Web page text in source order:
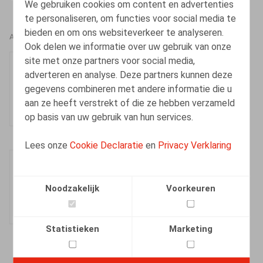
We gebruiken cookies om content en advertenties
te personaliseren, om functies voor social media te
bieden en om ons websiteverkeer te analyseren.
Ook delen we informatie over uw gebruik van onze
site met onze partners voor social media,
adverteren en analyse. Deze partners kunnen deze
gegevens combineren met andere informatie die u
aan ze heeft verstrekt of die ze hebben verzameld
op basis van uw gebruik van hun services.
Lees onzeCookie Declaratie en Privacy Verklaring
Noodzakelijk Voorkeuren
Statistieken Marketing
AUTEURS
Kevin Dieu
Senior Associate